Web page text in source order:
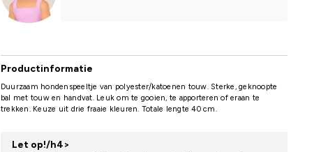
Productinformatie
Duurzaam hondenspeeltje van polyester/katoenen touw. Sterke, geknoopte
bal met touw en handvat. Leuk om te gooien, te apporteren of eraan te
trekken. Keuze uit drie fraaie kleuren. Totale lengte 40 cm.
Let op!/h4>